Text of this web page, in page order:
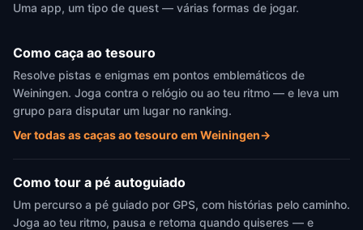
Uma app, um tipo de quest — várias formas de jogar.
Como caça ao tesouro
Resolve pistas e enigmas em pontos emblemáticos de
Weiningen. Joga contra o relógio ou ao teu ritmo — e leva um
grupo para disputar um lugar no ranking.
Ver todas as caças ao tesouro em Weiningen→
Como tour a pé autoguiado
Um percurso a pé guiado por GPS, com histórias pelo caminho.
Joga ao teu ritmo, pausa e retoma quando quiseres — e